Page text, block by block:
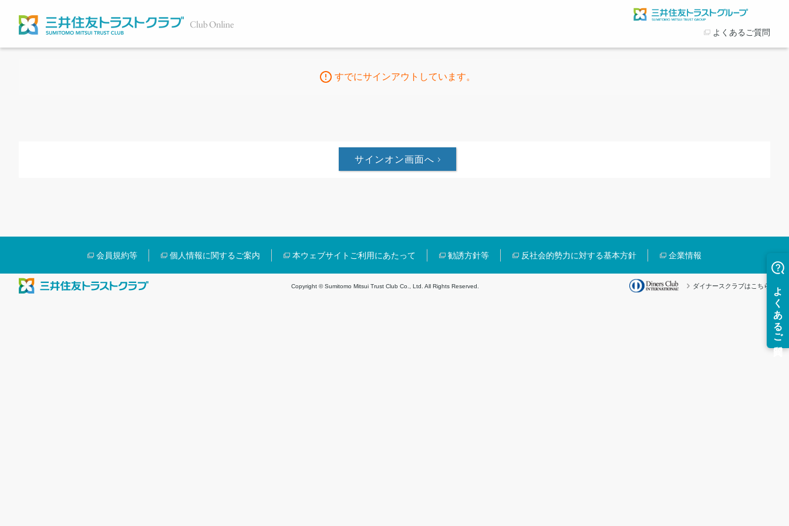
よくあるご質問
すでにサインアウトしています。
サインオン画面へ
会員規約等 個人情報に関するご案内 本ウェブサイトご利用にあたって 勧誘方針等 反社会的勢力に対する基本方針 企業情報
Copyright © Sumitomo Mitsui Trust Club Co., Ltd. All Rights Reserved. ダイナースクラブはこちら